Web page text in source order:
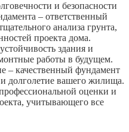
и безопасности
– ответственный
анализа грунта,
проекта дома.
здания и
работы в будущем.
– качественный фундамент
долголетие вашего жилища.
оценки и
учитывающего все